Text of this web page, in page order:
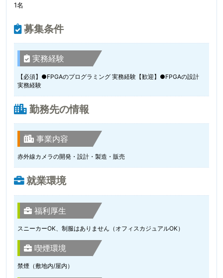
1名
募集条件
実務経験
【必須】●FPGAのプログラミング 実務経験【歓迎】●FPGAの設計
実務経験
勤務先の情報
事業内容
赤外線カメラの開発・設計・製造・販売
就業環境
福利厚生
スニーカーOK、制服はありません（オフィスカジュアルOK）
喫煙環境
禁煙（敷地内/屋内）